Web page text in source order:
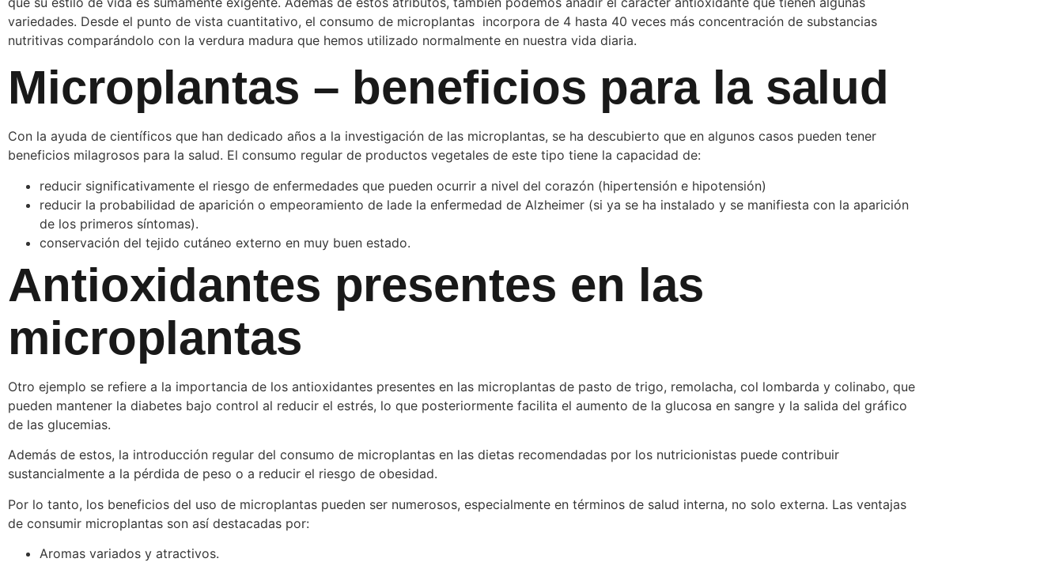
variedades. Desde el punto de vista cuantitativo, el consumo de microplantas incorpora de 4 hasta 40 veces más concentración de substancias
nutritivas comparándolo con la verdura madura que hemos utilizado normalmente en nuestra vida diaria.
Microplantas – beneficios para la salud
Con la ayuda de científicos que han dedicado años a la investigación de las microplantas, se ha descubierto que en algunos casos pueden tener
beneficios milagrosos para la salud. El consumo regular de productos vegetales de este tipo tiene la capacidad de:
reducir significativamente el riesgo de enfermedades que pueden ocurrir a nivel del corazón (hipertensión e hipotensión)
reducir la probabilidad de aparición o empeoramiento de lade la enfermedad de Alzheimer (si ya se ha instalado y se manifiesta con la aparición
de los primeros síntomas).
conservación del tejido cutáneo externo en muy buen estado.
Antioxidantes presentes en las
microplantas
Otro ejemplo se refiere a la importancia de los antioxidantes presentes en las microplantas de pasto de trigo, remolacha, col lombarda y colinabo, que
pueden mantener la diabetes bajo control al reducir el estrés, lo que posteriormente facilita el aumento de la glucosa en sangre y la salida del gráfico
de las glucemias.
Además de estos, la introducción regular del consumo de microplantas en las dietas recomendadas por los nutricionistas puede contribuir
sustancialmente a la pérdida de peso o a reducir el riesgo de obesidad.
Por lo tanto, los beneficios del uso de microplantas pueden ser numerosos, especialmente en términos de salud interna, no solo externa. Las ventajas
de consumir microplantas son así destacadas por:
Aromas variados y atractivos.